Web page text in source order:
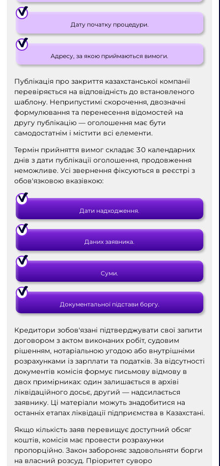
Дату початку процедури.
Адресу, за якою приймаються вимоги.
Публікація про закриття казахстанської компанії
перевіряється на відповідність до встановленого
шаблону. Неприпустимі скорочення, двозначні
формулювання та перенесення відомостей на
другу публікацію — оголошення має бути
самодостатнім і містити всі елементи.
Термін прийняття вимог складає 30 календарних
днів з дати публікації оголошення, продовження
неможливе. Усі звернення фіксуються в реєстрі з
обов'язковою вказівкою:
Дати надходження.
Даних заявника.
Суми.
Документальної підстави боргу.
Кредитори зобов'язані підтверджувати свої запити
договором з актом виконаних робіт, судовим
рішенням, нотаріальною угодою або внутрішніми
розрахунками із зарплати та податків. За відсутності
документів комісія формує письмову відмову в
двох примірниках: один залишається в архіві
ліквідаційного досьє, другий — надсилається
заявнику. Ці матеріали можуть знадобитися на
останніх етапах ліквідації підприємства в Казахстані.
Якщо кількість заяв перевищує доступний обсяг
коштів, комісія має провести розрахунки
пропорційно. Закон забороняє задовольняти борги
на власний розсуд. Пріоритет суворо